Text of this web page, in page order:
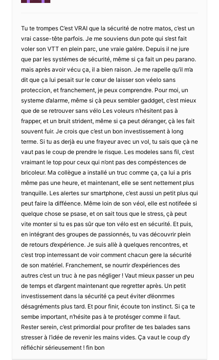
Tu te trompes C’est VRAI que la sécurité de notre matos, c’est un
vrai casse-tête parfois. Je me souviens dun pote qui s’est fait
voler son VTT en plein parc, une vraie galére. Depuis il ne jure
que par les systémes de sécurité, même si ça fait un peu parano.
mais après avoir vécu ça, il a bien raison. Je me rapelle qu’il m’a
dit que ça lui pesait sur le cœur de laisser son véelo sans
proteccion, et franchement, je peux comprendre. Pour moi, un
systeme d’alarme, même si çà peux sembler gaddget, c’est mieux
que de se retrouver sans vélo Les voleurs n’hésitent pas à
frapper, et un bruit strident, même si ça peut déranger, çà les fait
souvent fuir. Je crois que c’est un bon investissement à long
terme. Si tu as derjà eu une frayeur avec un vol, tu sais que çà ne
vaut pas le coup de prendre le risque. Les modeles sans fil, c’est
vraimant le top pour ceux qui n’ont pas des compéstences de
bricoleur. Ma collègue a installé un truc comme ça, ça lui a pris
même pas une heure, et maintenant, elle se sent nettement plus
tranquille. Les alertes sur smartphone, c’est aussi un petit plus qui
peut faire la difféence. Même loin de son véol, elle est notifeée si
quelque chose se psase, et on sait tous que le stress, çà peut
vite monter si tu es pas sûr que ton vélo est en sécurité. Et puis,
en intégrant des groupes de passionnés, tu vas découvrir plein
de retours d’expérience. Je suis allè à quelques rencontres, et
c’est trop interressant de voir comment chacun gere la sécurité
de son matériel. Franchement, se nourrir d’expériences des
autres c’est un truc à ne pas négliger ! Vaut mieux passer un peu
de temps et d’argent maintenant que regretter après. Un petit
investissement dans la sécurité ça peut éviter d’éonrmes
désagréments plus tard. Et pour finir, écoute ton instinct. Si ça te
sembe important, n’hésite pas à te protésger comme il faut.
Rester serein, c’est primordial pour profiter de tes balades sans
stresser à l’idée de revenir les mains vides. Ça vaut le coup d’y
réfléchir sérieusement ! fin bon